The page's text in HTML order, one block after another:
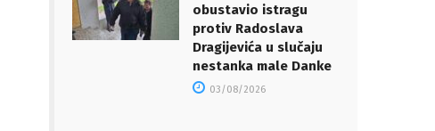
obustavio istragu
protiv Radoslava
Dragijevića u slučaju
nestanka male Danke
03/08/2026